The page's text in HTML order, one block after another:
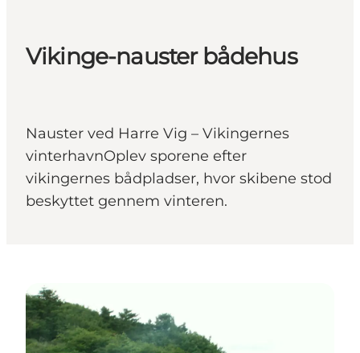
Vikinge-nauster bådehus
Nauster ved Harre Vig – Vikingernes
vinterhavnOplev sporene efter
vikingernes bådpladser, hvor skibene stod
beskyttet gennem vinteren.